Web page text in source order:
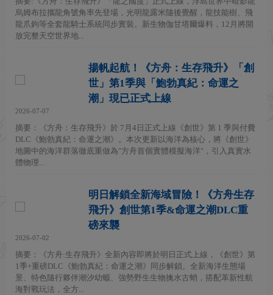
烏姆布拉攜龍角號角率先登場，光明龍露米隨後覺醒，龍技能樹、飛
龍爪鉤等全套龍騎士系統同步實裝。新生物伽甘塔爾爆料，12月將開
放完整天空世界地...
揚帆起航！《方舟：生存飛升》「創
世」第1季與「鮑勃真紀：命運之
潮」現已正式上線
2026-07-07
摘要：《方舟：生存飛升》於 7月4日正式上線《創世》第 1 季與付費
DLC《鮑勃真紀：命運之潮》。本次更新以海洋為核心，將《創世》
地圖中的海洋群落徹底重做為"方舟首個實體模擬海洋"，引入真實水
體物理...
明日解鎖全新海域冒險！《方舟生存
飛升》創世第1季&命運之潮DLC重
磅來襲
2026-07-02
摘要：《方舟:生存飛升》全新內容即將於明日正式上線，《創世》第
1季+重磅DLC《鮑勃真紀：命運之潮》同步解鎖。全新海洋生態場
景、特色隨行夥伴潮汐幼螈、強勢野生生物擒水古蛸，搭配革新性航
海對戰玩法，全方...